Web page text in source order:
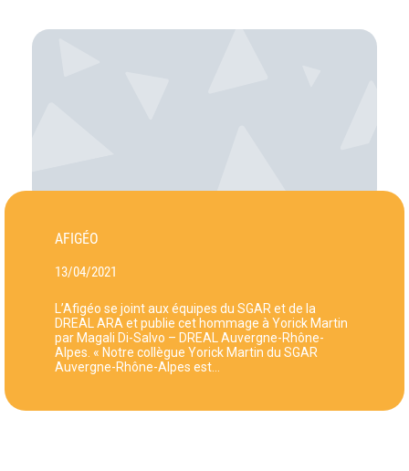
AFIGÉO
13/04/2021
L’Afigéo se joint aux équipes du SGAR et de la
DREAL ARA et publie cet hommage à Yorick Martin
par Magali Di-Salvo – DREAL Auvergne-Rhône-
Alpes. « Notre collègue Yorick Martin du SGAR
Auvergne-Rhône-Alpes est…